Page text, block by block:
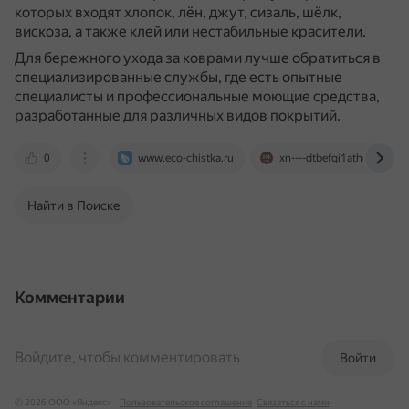
которых входят хлопок, лён, джут, сизаль, шёлк,
вискоза, а также клей или нестабильные красители.
Для бережного ухода за коврами лучше обратиться в
специализированные службы, где есть опытные
специалисты и профессиональные моющие средства,
разработанные для различных видов покрытий.
0 www.eco-chistka.ru xn----dtbefqi1athe.xn--
Найти в Поиске
Комментарии
Войти
Войдите, чтобы комментировать
© 2026 ООО «Яндекс» Пользовательское соглашение Связаться с нами